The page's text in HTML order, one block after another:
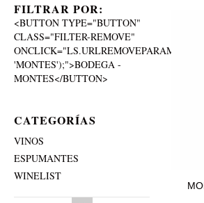
FILTRAR POR:
<BUTTON TYPE="BUTTON"
CLASS="FILTER-REMOVE"
'MONTES');">BODEGA -
MONTES</BUTTON>
CATEGORÍAS
VINOS
ESPUMANTES
WINELIST